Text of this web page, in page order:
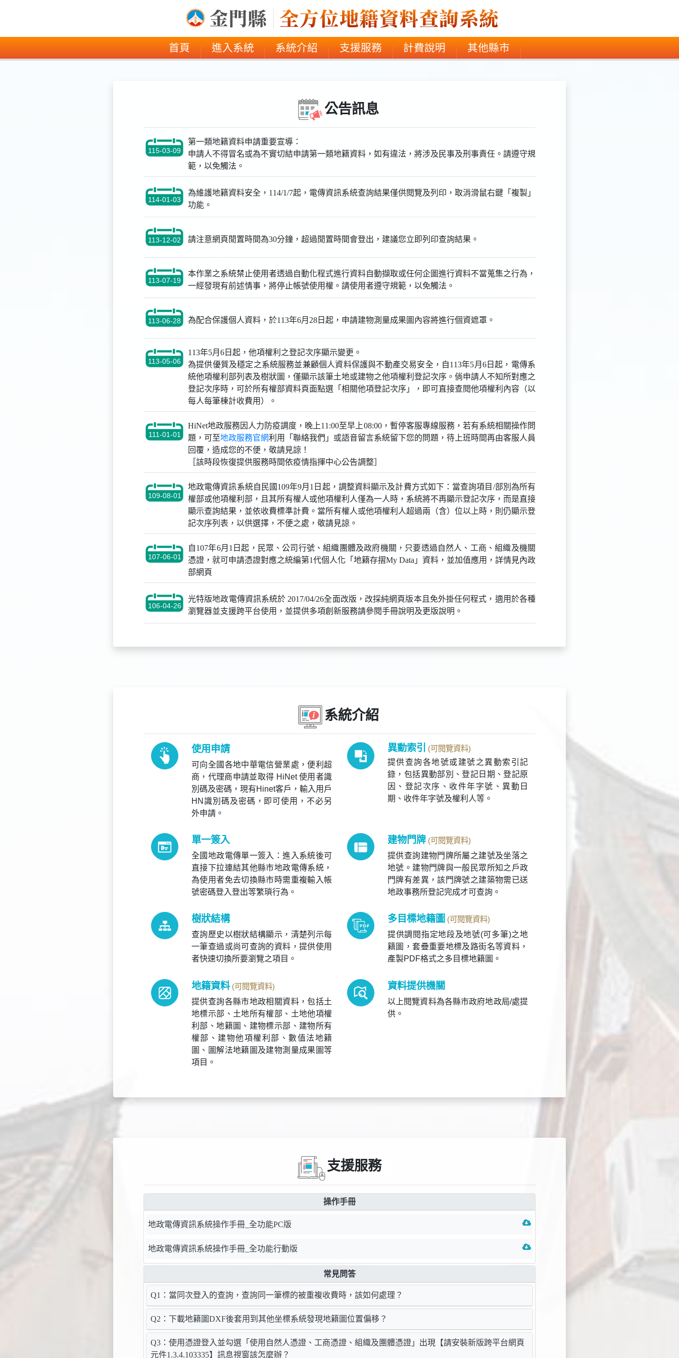
首頁 (current)
進入系統 系統介紹 支援服務 計費說明 其他縣市
公告訊息
115-03-09
第一類地籍資料申請重要宣導：
申請人不得冒名或為不實切結申請第一類地籍資料，如有違法，將涉及民事及刑事責任。請遵守規
範，以免觸法。
114-01-03
為維護地籍資料安全，114/1/7起，電傳資訊系統查詢結果僅供閱覽及列印，取消滑鼠右鍵「複製」
功能。
113-12-02 請注意網頁閒置時間為30分鐘，超過閒置時間會登出，建議您立即列印查詢結果。
113-07-19
本作業之系統禁止使用者透過自動化程式進行資料自動擷取或任何企圖進行資料不當蒐集之行為，
一經發現有前述情事，將停止帳號使用權。請使用者遵守規範，以免觸法。
113-06-28 為配合保護個人資料，於113年6月28日起，申請建物測量成果圖內容將進行個資遮罩。
113-05-06
113年5月6日起，他項權利之登記次序顯示變更。
為提供優質及穩定之系統服務並兼顧個人資料保護與不動產交易安全，自113年5月6日起，電傳系
統他項權利部列表及樹狀圖，僅顯示該筆土地或建物之他項權利登記次序。倘申請人不知所對應之
登記次序時，可於所有權部資料頁面點選「相關他項登記次序」，即可直接查閱他項權利內容（以
每人每筆棟計收費用）。
111-01-01
HiNet地政服務因人力防疫調度，晚上11:00至早上08:00，暫停客服專線服務，若有系統相關操作問
題，可至地政服務官網利用「聯絡我們」或語音留言系統留下您的問題，待上班時間再由客服人員
回覆，造成您的不便，敬請見諒！
［該時段恢復提供服務時間依疫情指揮中心公告調整］
109-08-01
地政電傳資訊系統自民國109年9月1日起，調整資料顯示及計費方式如下：當查詢項目/部別為所有
權部或他項權利部，且其所有權人或他項權利人僅為一人時，系統將不再顯示登記次序，而是直接
顯示查詢結果，並依收費標準計費。當所有權人或他項權利人超過兩（含）位以上時，則仍顯示登
記次序列表，以供選擇，不便之處，敬請見諒。
107-06-01
自107年6月1日起，民眾、公司行號、組織團體及政府機關，只要透過自然人、工商、組織及機關
憑證，就可申請憑證對應之統編第1代個人化「地籍存摺My Data」資料，並加值應用，詳情見內政
部網頁
106-04-26
光特版地政電傳資訊系統於 2017/04/26全面改版，改採純網頁版本且免外掛任何程式，適用於各種
瀏覽器並支援跨平台使用，並提供多項創新服務請參閱手冊說明及更版說明。
系統介紹
使用申請
可向全國各地中華電信營業處，便利超
商，代理商申請並取得 HiNet 使用者識
別碼及密碼，現有Hinet客戶，輸入用戶
HN識別碼及密碼，即可使用，不必另
外申請。
異動索引
(可閱覽資料)
提供查詢各地號或建號之異動索引記
錄，包括異動部別、登記日期、登記原
因、登記次序、收件年字號、異動日
期、收件年字號及權利人等。
單一簽入
全國地政電傳單一簽入：進入系統後可
直接下拉連結其他縣市地政電傳系統，
為使用者免去切換縣市時需重複輸入帳
號密碼登入登出等繁瑣行為。
建物門牌 (可閱覽資料)
提供查詢建物門牌所屬之建號及坐落之
地號。建物門牌與一般民眾所知之戶政
門牌有差異，該門牌號之建築物需已送
地政事務所登記完成才可查詢。
樹狀結構
查詢歷史以樹狀結構顯示，清楚列示每
一筆查過或尚可查詢的資料，提供使用
者快速切換所要瀏覽之項目。
多目標地籍圖 (可閱覽資料)
提供調閱指定地段及地號(可多筆)之地
籍圖，套疊重要地標及路街名等資料，
產製PDF格式之多目標地籍圖。
地籍資料 (可閱覽資料)
提供查詢各縣市地政相關資料，包括土
地標示部、土地所有權部、土地他項權
利部、地籍圖、建物標示部、建物所有
權部、建物他項權利部、數值法地籍
圖、圖解法地籍圖及建物測量成果圖等
項目。
資料提供機關
以上閱覽資料為各縣市政府地政局/處提
供。
支援服務
操作手冊
地政電傳資訊系統操作手冊_全功能PC版
地政電傳資訊系統操作手冊_全功能行動版
常見問答
Q1：當同次登入的查詢，查詢同一筆標的被重複收費時，該如何處理？
Q2：下載地籍圖DXF後套用到其他坐標系統發現地籍圖位置偏移？
Q3：使用憑證登入並勾選「使用自然人憑證、工商憑證、組織及團體憑證」出現【請安裝新版跨平台網頁
元件1.3.4.103335】訊息視窗該怎麼辦？